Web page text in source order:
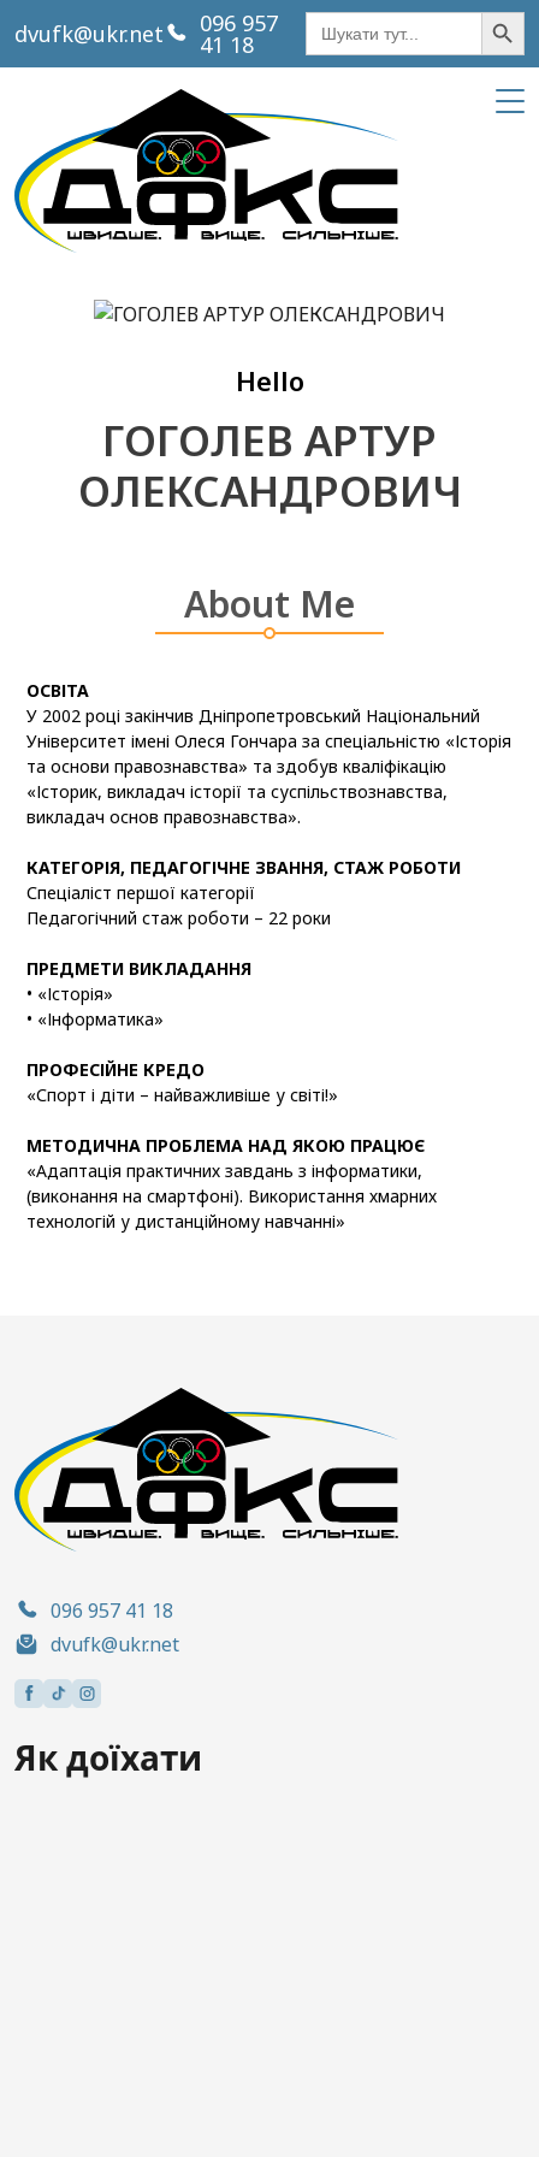
dvufk@ukr.net 096 957
41 18
Шукати: Кнопка
Hello
ГОГОЛЕВ АРТУР
ОЛЕКСАНДРОВИЧ
About Me
ОСВІТА
У 2002 році закінчив Дніпропетровський Національний
Університет імені Олеся Гончара за спеціальністю «Історія
та основи правознавства» та здобув кваліфікацію
«Історик, викладач історії та суспільствознавства,
викладач основ правознавства».
КАТЕГОРІЯ, ПЕДАГОГІЧНЕ ЗВАННЯ, СТАЖ РОБОТИ
Спеціаліст першої категорії
Педагогічний стаж роботи – 22 роки
ПРЕДМЕТИ ВИКЛАДАННЯ
• «Історія»
• «Інформатика»
ПРОФЕСІЙНЕ КРЕДО
«Спорт і діти – найважливіше у світі!»
МЕТОДИЧНА ПРОБЛЕМА НАД ЯКОЮ ПРАЦЮЄ
«Адаптація практичних завдань з інформатики,
(виконання на смартфоні). Використання хмарних
технологій у дистанційному навчанні»
096 957 41 18
dvufk@ukr.net
Як доїхати